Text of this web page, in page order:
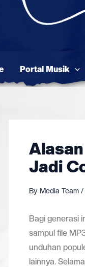
Portal Musik
Jadi
By Media Team /
Bagi generasi
sampul file
unduhan
lainnya.